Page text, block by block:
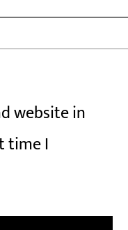
website in
time I